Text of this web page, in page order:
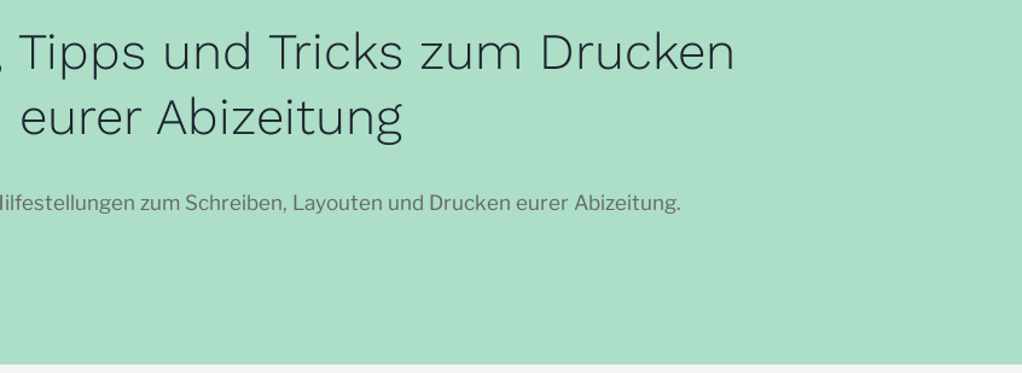
Tipps und Tricks zum Drucken
eurer Abizeitung
zum Schreiben, Layouten und Drucken eurer Abizeitung.